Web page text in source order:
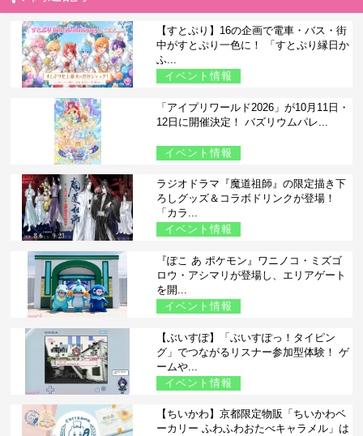
【すとぷり】16の企画で電車・バス・街
中がすとぷり一色に！ 「すとぷり縁日か
ふ...
イベント情報
「アイプリワールド2026」が10月11日・
12日に開催決定！ バズリウムパレ...
イベント情報
ラジオドラマ『魔道祖師』の限定描き下
ろしグッズ＆コラボドリンクが登場！
「カラ...
イベント情報
『ぽこ あ ポケモン』ワニノコ・ミズゴ
ロウ・アシマリが登場し、エリアゲート
を開...
イベント情報
【ぶいすぽ】「ぶいすぽっ！タイピン
グ」でつながるリスナー参加型体験！ ゲ
ームや...
イベント情報
【ちいかわ】京都限定物販「ちいかわベ
ーカリー ふわふわおたべキャラメル」は